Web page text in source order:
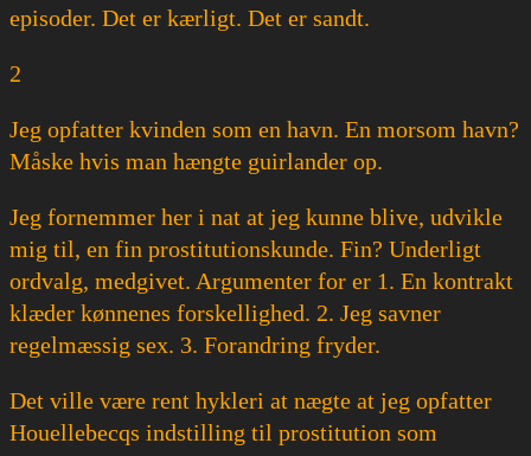
episoder. Det er kærligt. Det er sandt.
2
Jeg opfatter kvinden som en havn. En morsom havn?
Måske hvis man hængte guirlander op.
Jeg fornemmer her i nat at jeg kunne blive, udvikle
mig til, en fin prostitutionskunde. Fin? Underligt
ordvalg, medgivet. Argumenter for er 1. En kontrakt
klæder kønnenes forskellighed. 2. Jeg savner
regelmæssig sex. 3. Forandring fryder.
Det ville være rent hykleri at nægte at jeg opfatter
Houellebecqs indstilling til prostitution som